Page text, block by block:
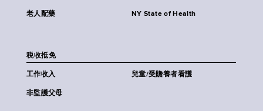
老人配藥 NY State of Health
税收抵免
工作收入 兒童/受贍養者看護
非監護父母